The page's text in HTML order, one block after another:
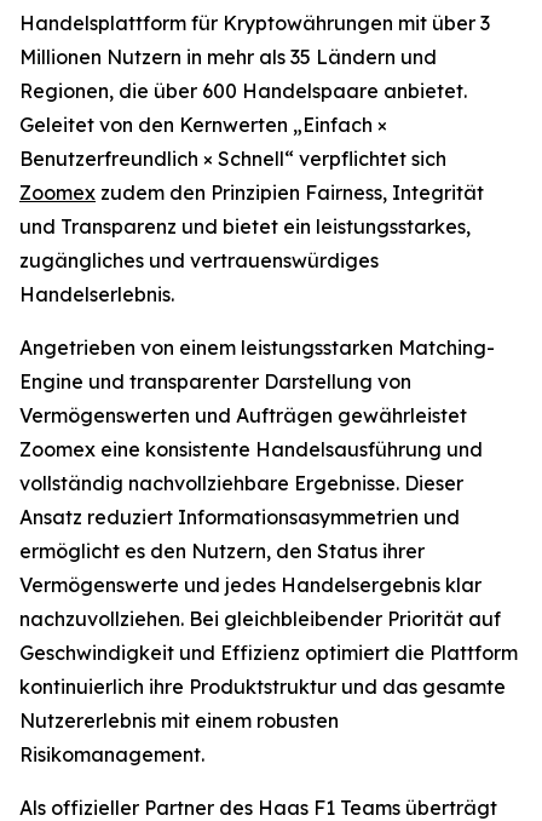
Handelsplattform für Kryptowährungen mit über 3
Millionen Nutzern in mehr als 35 Ländern und
Regionen, die über 600 Handelspaare anbietet.
Geleitet von den Kernwerten „Einfach ×
Benutzerfreundlich × Schnell“ verpflichtet sich
Zoomex zudem den Prinzipien Fairness, Integrität
und Transparenz und bietet ein leistungsstarkes,
zugängliches und vertrauenswürdiges
Handelserlebnis.
Angetrieben von einem leistungsstarken Matching-
Engine und transparenter Darstellung von
Vermögenswerten und Aufträgen gewährleistet
Zoomex eine konsistente Handelsausführung und
vollständig nachvollziehbare Ergebnisse. Dieser
Ansatz reduziert Informationsasymmetrien und
ermöglicht es den Nutzern, den Status ihrer
Vermögenswerte und jedes Handelsergebnis klar
nachzuvollziehen. Bei gleichbleibender Priorität auf
Geschwindigkeit und Effizienz optimiert die Plattform
kontinuierlich ihre Produktstruktur und das gesamte
Nutzererlebnis mit einem robusten
Risikomanagement.
Als offizieller Partner des Haas F1 Teams überträgt